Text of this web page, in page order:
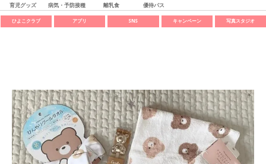
育児グッズ 病気・予防接種 離乳食 優待パス
ひよこクラブ アプリ SNS キャンペーン 写真スタジオ